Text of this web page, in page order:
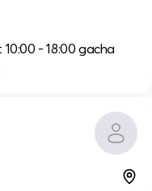
- 18:00 gacha